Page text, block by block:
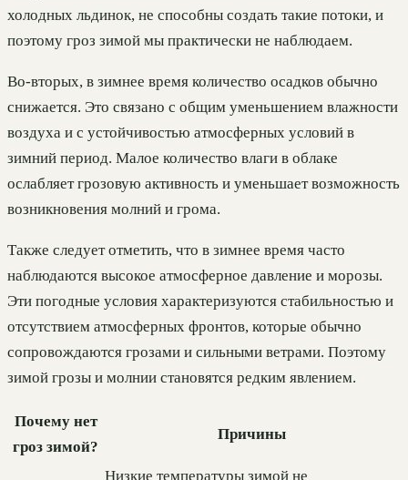
холодных льдинок, не способны создать такие потоки, и
поэтому гроз зимой мы практически не наблюдаем.
Во-вторых, в зимнее время количество осадков обычно
снижается. Это связано с общим уменьшением влажности
воздуха и с устойчивостью атмосферных условий в
зимний период. Малое количество влаги в облаке
ослабляет грозовую активность и уменьшает возможность
возникновения молний и грома.
Также следует отметить, что в зимнее время часто
наблюдаются высокое атмосферное давление и морозы.
Эти погодные условия характеризуются стабильностью и
отсутствием атмосферных фронтов, которые обычно
сопровождаются грозами и сильными ветрами. Поэтому
зимой грозы и молнии становятся редким явлением.
Почему нет
гроз зимой?
Причины
Низкие температуры зимой не